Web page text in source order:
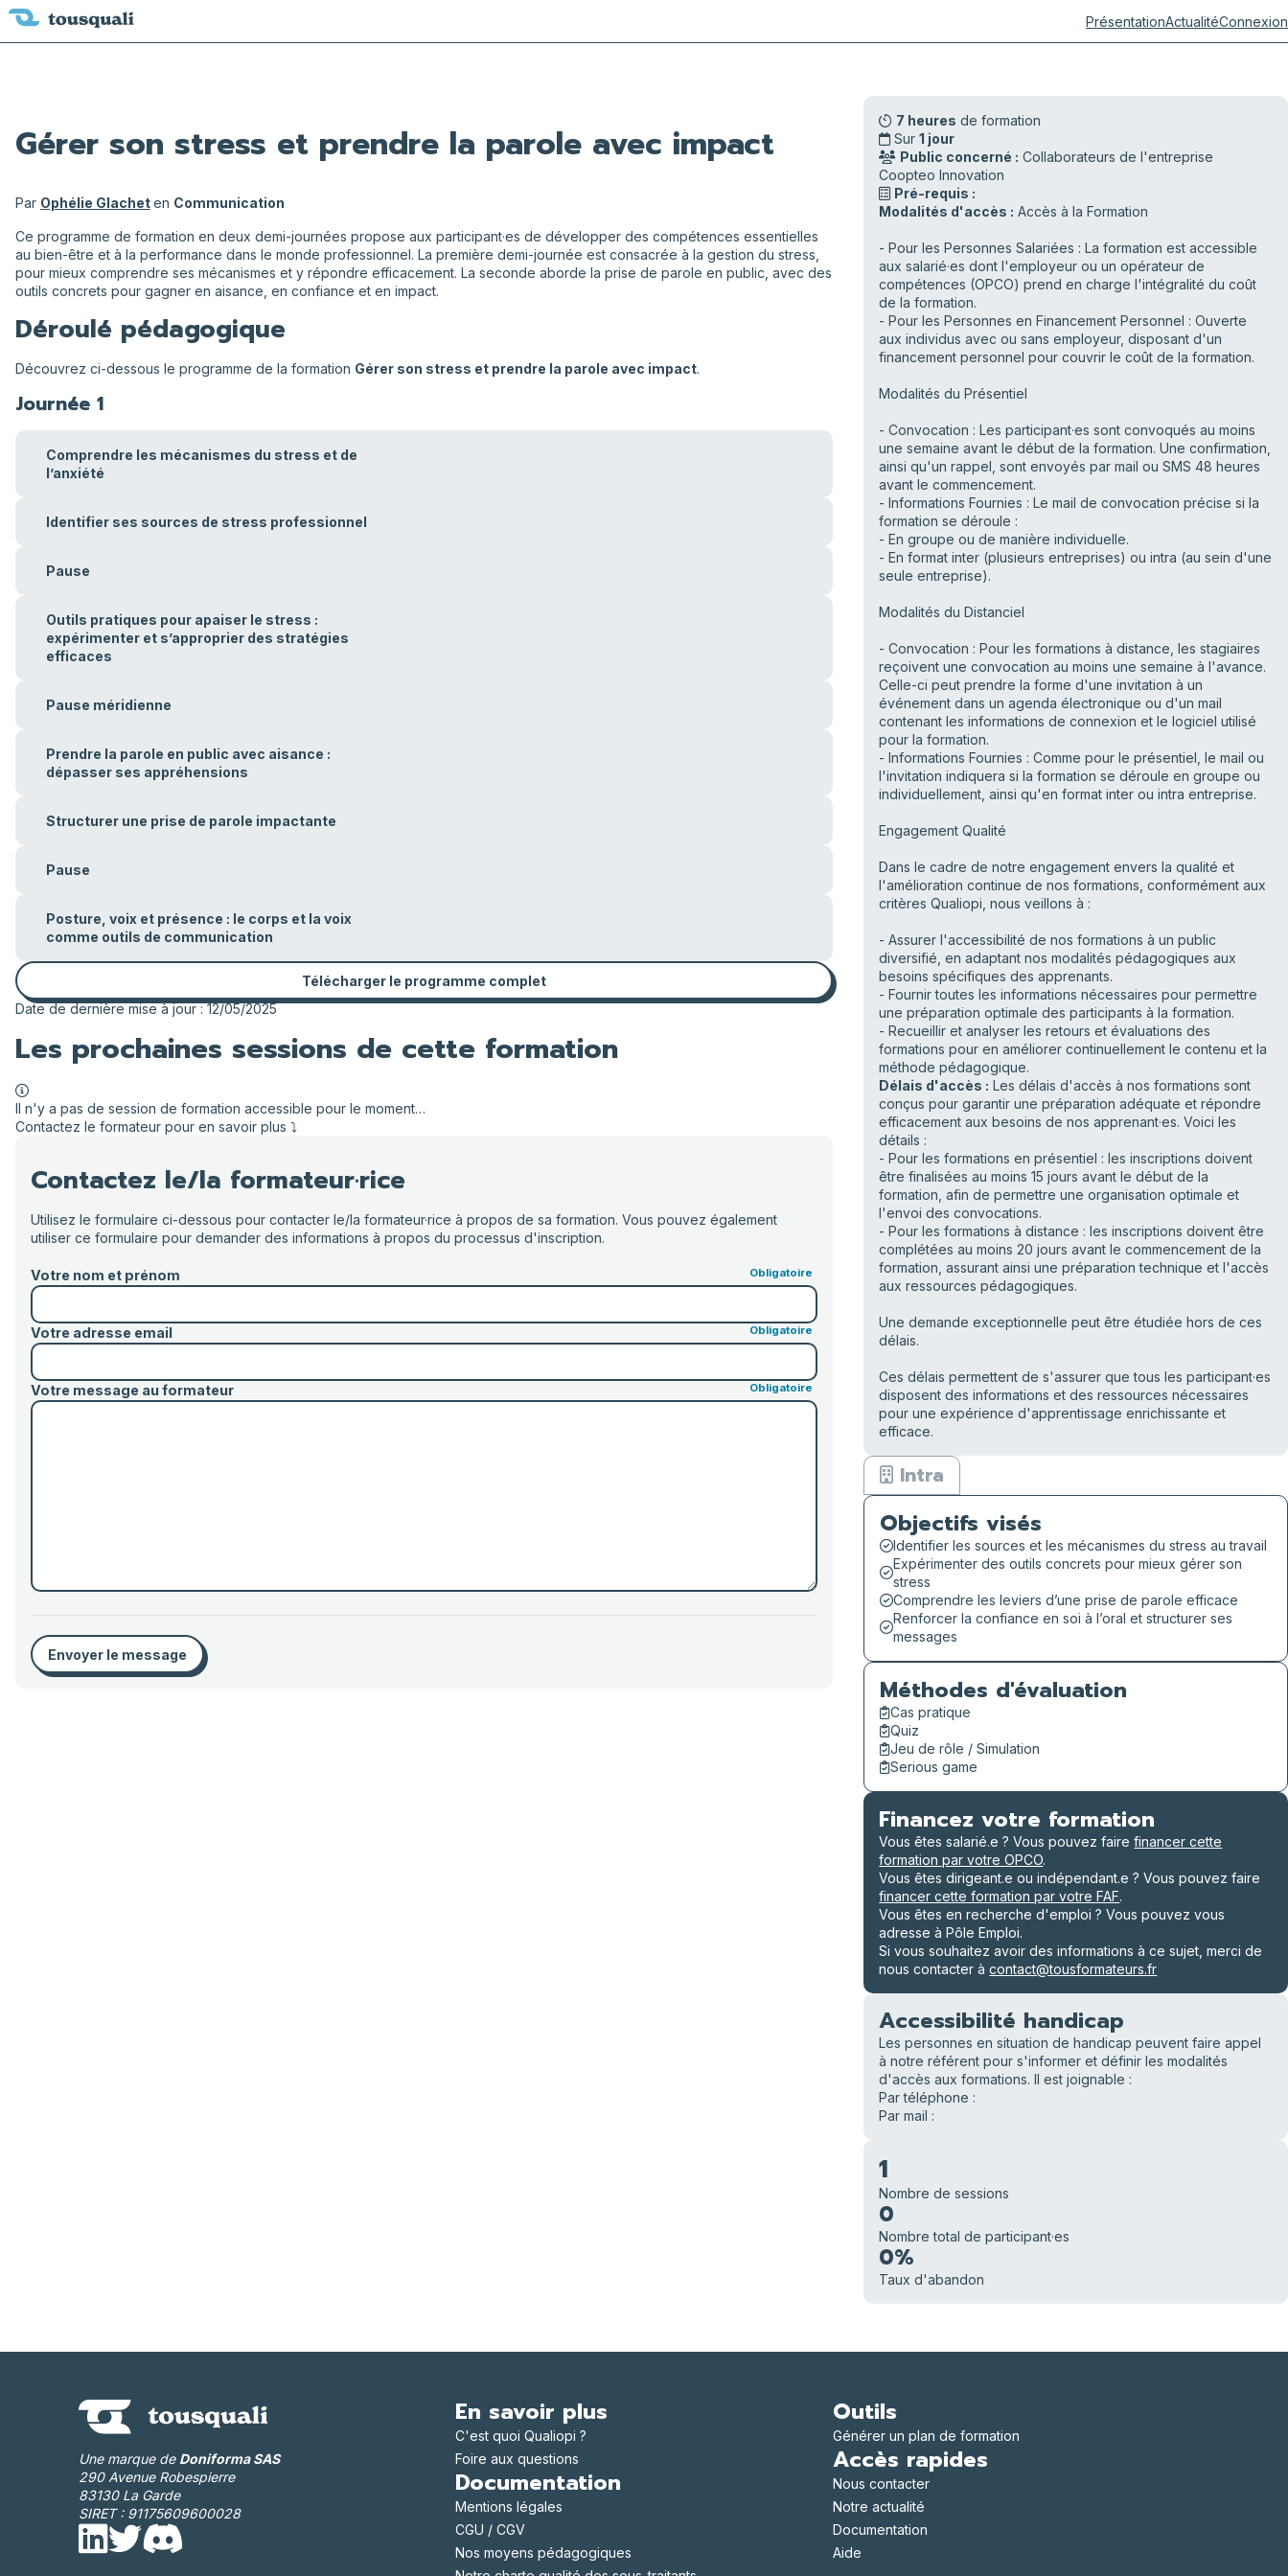
PrésentationActualitéConnexion
Gérer son stress et prendre la parole avec impact
Par Ophélie Glacheten Communication
Ce programme de formation en deux demi-journées propose aux participant·es de développer des compétences essentielles
au bien-être et à la performance dans le monde professionnel. La première demi-journée est consacrée à la gestion du stress,
pour mieux comprendre ses mécanismes et y répondre efficacement. La seconde aborde la prise de parole en public, avec des
outils concrets pour gagner en aisance, en confiance et en impact.
Déroulé pédagogique
Découvrez ci-dessous le programme de la formation Gérer son stress et prendre la parole avec impact.
Journée 1
Comprendre les mécanismes du stress et de
l’anxiété
Identifier ses sources de stress professionnel
Pause
Outils pratiques pour apaiser le stress :
expérimenter et s’approprier des stratégies
efficaces
Pause méridienne
Prendre la parole en public avec aisance :
dépasser ses appréhensions
Structurer une prise de parole impactante
Pause
Posture, voix et présence : le corps et la voix
comme outils de communication
Télécharger le programme complet
Date de dernière mise à jour : 12/05/2025
Les prochaines sessions de cette formation
Il n'y a pas de session de formation accessible pour le moment…
Contactez le formateur pour en savoir plus ⤵️
Contactez le/la formateur·rice
Utilisez le formulaire ci-dessous pour contacter le/la formateur·rice à propos de sa formation. Vous pouvez également
utiliser ce formulaire pour demander des informations à propos du processus d'inscription.
Votre nom et prénom
Votre adresse email
Votre message au formateur
Envoyer le message
7 heures de formation
Sur1 jour
Public concerné : Collaborateurs de l'entreprise
Coopteo Innovation
Pré-requis :
Modalités d'accès : Accès à la Formation
- Pour les Personnes Salariées : La formation est accessible
aux salarié·es dont l'employeur ou un opérateur de
compétences (OPCO) prend en charge l'intégralité du coût
de la formation.
- Pour les Personnes en Financement Personnel : Ouverte
aux individus avec ou sans employeur, disposant d'un
financement personnel pour couvrir le coût de la formation.
Modalités du Présentiel
- Convocation : Les participant·es sont convoqués au moins
une semaine avant le début de la formation. Une confirmation,
ainsi qu'un rappel, sont envoyés par mail ou SMS 48 heures
avant le commencement.
- Informations Fournies : Le mail de convocation précise si la
formation se déroule :
- En groupe ou de manière individuelle.
- En format inter (plusieurs entreprises) ou intra (au sein d'une
seule entreprise).
Modalités du Distanciel
- Convocation : Pour les formations à distance, les stagiaires
reçoivent une convocation au moins une semaine à l'avance.
Celle-ci peut prendre la forme d'une invitation à un
événement dans un agenda électronique ou d'un mail
contenant les informations de connexion et le logiciel utilisé
pour la formation.
- Informations Fournies : Comme pour le présentiel, le mail ou
l'invitation indiquera si la formation se déroule en groupe ou
individuellement, ainsi qu'en format inter ou intra entreprise.
Engagement Qualité
Dans le cadre de notre engagement envers la qualité et
l'amélioration continue de nos formations, conformément aux
critères Qualiopi, nous veillons à :
- Assurer l'accessibilité de nos formations à un public
diversifié, en adaptant nos modalités pédagogiques aux
besoins spécifiques des apprenants.
- Fournir toutes les informations nécessaires pour permettre
une préparation optimale des participants à la formation.
- Recueillir et analyser les retours et évaluations des
formations pour en améliorer continuellement le contenu et la
méthode pédagogique.
Délais d'accès : Les délais d'accès à nos formations sont
conçus pour garantir une préparation adéquate et répondre
efficacement aux besoins de nos apprenant·es. Voici les
détails :
- Pour les formations en présentiel : les inscriptions doivent
être finalisées au moins 15 jours avant le début de la
formation, afin de permettre une organisation optimale et
l'envoi des convocations.
- Pour les formations à distance : les inscriptions doivent être
complétées au moins 20 jours avant le commencement de la
formation, assurant ainsi une préparation technique et l'accès
aux ressources pédagogiques.
Une demande exceptionnelle peut être étudiée hors de ces
délais.
Ces délais permettent de s'assurer que tous les participant·es
disposent des informations et des ressources nécessaires
pour une expérience d'apprentissage enrichissante et
efficace.
Intra
Objectifs visés
Identifier les sources et les mécanismes du stress au travail
Expérimenter des outils concrets pour mieux gérer son
stress
Comprendre les leviers d’une prise de parole efficace
Renforcer la confiance en soi à l’oral et structurer ses
messages
Méthodes d'évaluation
Cas pratique
Quiz
Jeu de rôle / Simulation
Serious game
Financez votre formation
Vous êtes salarié.e ? Vous pouvez fairefinancer cette
formation par votre OPCO.
Vous êtes dirigeant.e ou indépendant.e ? Vous pouvez faire
financer cette formation par votre FAF.
Vous êtes en recherche d'emploi ? Vous pouvez vous
adresse à Pôle Emploi.
Si vous souhaitez avoir des informations à ce sujet, merci de
nous contacter àcontact@tousformateurs.fr
Accessibilité handicap
Les personnes en situation de handicap peuvent faire appel
à notre référentpour s'informer et définir les modalités
d'accès aux formations. Il est joignable :
Par téléphone :
Par mail :
1
Nombre de sessions
0
Nombre total de participant·es
0%
Taux d'abandon
Une marque de Doniforma SAS
290 Avenue Robespierre
83130 La Garde
SIRET : 91175609600028
En savoir plus
C'est quoi Qualiopi ?
Foire aux questions
Documentation
Mentions légales
CGU / CGV
Nos moyens pédagogiques
Outils
Générer un plan de formation
Accès rapides
Nous contacter
Notre actualité
Documentation
Aide